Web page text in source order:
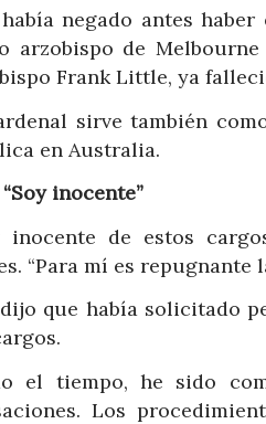
negado antes
arzobispo de
Frank Little, ya
sirve también
en Australia.
inocente”
inocente de estos
“Para mí es repugnante
que había solicitado
el tiempo, he sido
Los